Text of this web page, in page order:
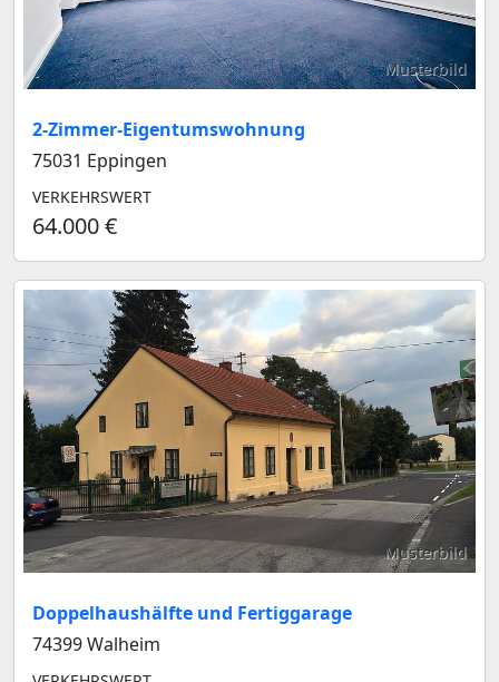
Musterbild
2-Zimmer-Eigentumswohnung
75031 Eppingen
VERKEHRSWERT
64.000 €
Musterbild
Doppelhaushälfte und Fertiggarage
74399 Walheim